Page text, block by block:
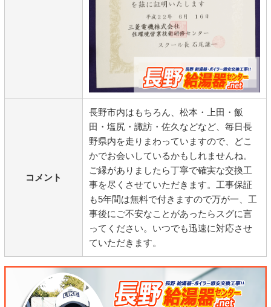
コメント
長野市内はもちろん、松本・上田・飯
田・塩尻・諏訪・佐久などなど、毎日長
野県内を走りまわっていますので、どこ
かでお会いしているかもしれませんね。
ご縁がありましたら丁寧で確実な交換工
事を尽くさせていただきます。工事保証
も5年間は無料で付きますので万が一、工
事後にご不安なことがあったらスグに言
ってください。いつでも迅速に対応させ
ていただきます。